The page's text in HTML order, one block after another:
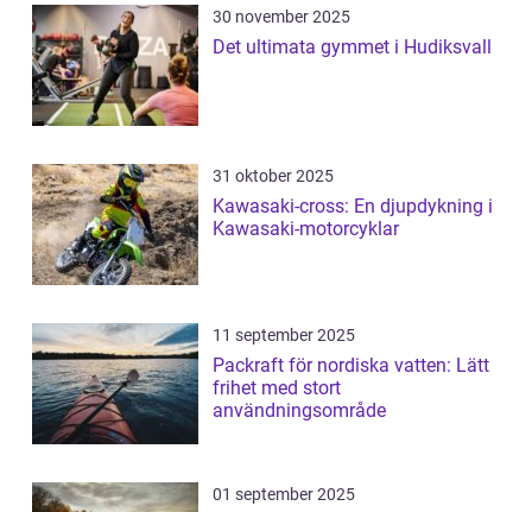
30 november 2025
Det ultimata gymmet i Hudiksvall
31 oktober 2025
Kawasaki-cross: En djupdykning i
Kawasaki-motorcyklar
11 september 2025
Packraft för nordiska vatten: Lätt
frihet med stort
användningsområde
01 september 2025